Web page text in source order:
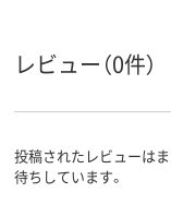
レビュー（0件）
投稿されたレビューは
待ちしています。